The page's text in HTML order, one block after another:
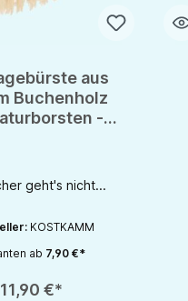
aus
Buchenholz
-
geht's nicht...
KOSTKAMM
ab 7,90 €*
11,90 €*